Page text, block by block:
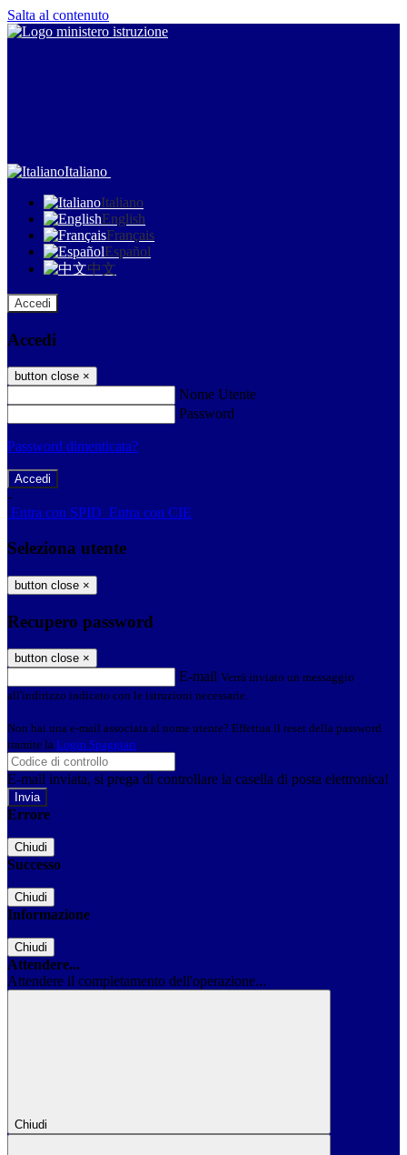
Salta al contenuto
Italiano
Italiano
English
Français
Español
中文
Accedi
Accedi
button close ×
Nome Utente
Password
Password dimenticata?
-
Entra con SPID Entra con CIE
Seleziona utente
button close ×
Recupero password
button close ×
E-mail Verrà inviato un messaggio
all'indirizzo indicato con le istruzioni necessarie.
Non hai una e-mail associata al nome utente? Effettua il reset della password
tramite la Login Spaggiari
E-mail inviata, si prega di controllare la casella di posta elettronica!
Errore
Chiudi
Successo
Chiudi
Informazione
Chiudi
Attendere...
Attendere il completamento dell'operazione...
Chiudi